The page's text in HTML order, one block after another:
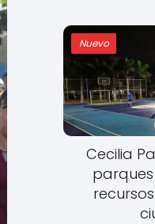
Nuevo
Cecilia